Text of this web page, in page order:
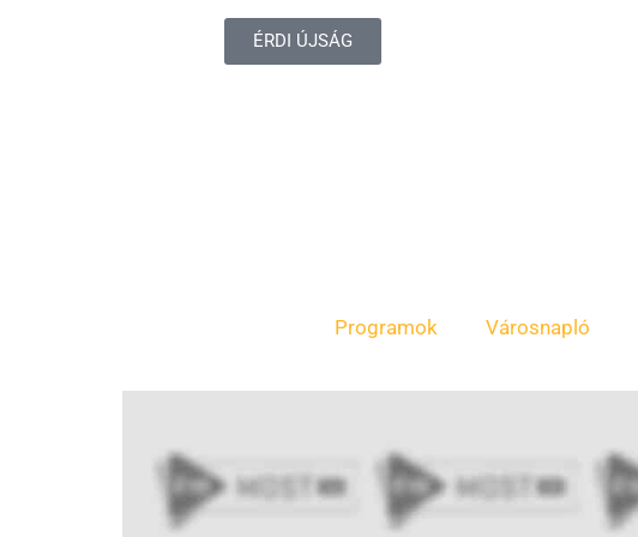
ÉRDI ÚJSÁG
Programok Városnapló